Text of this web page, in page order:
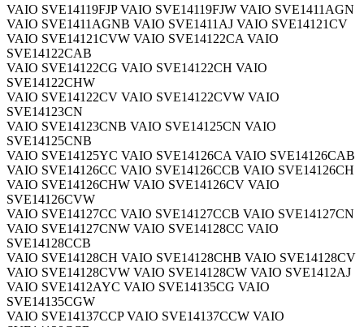
VAIO SVE14119FJP VAIO SVE14119FJW VAIO SVE1411AGN
VAIO SVE1411AGNB VAIO SVE1411AJ VAIO SVE14121CV
VAIO SVE14121CVW VAIO SVE14122CA VAIO
SVE14122CAB
VAIO SVE14122CG VAIO SVE14122CH VAIO
SVE14122CHW
VAIO SVE14122CV VAIO SVE14122CVW VAIO
SVE14123CN
VAIO SVE14123CNB VAIO SVE14125CN VAIO
SVE14125CNB
VAIO SVE14125YC VAIO SVE14126CA VAIO SVE14126CAB
VAIO SVE14126CC VAIO SVE14126CCB VAIO SVE14126CH
VAIO SVE14126CHW VAIO SVE14126CV VAIO
SVE14126CVW
VAIO SVE14127CC VAIO SVE14127CCB VAIO SVE14127CN
VAIO SVE14127CNW VAIO SVE14128CC VAIO
SVE14128CCB
VAIO SVE14128CH VAIO SVE14128CHB VAIO SVE14128CV
VAIO SVE14128CVW VAIO SVE14128CW VAIO SVE1412AJ
VAIO SVE1412AYC VAIO SVE14135CG VAIO
SVE14135CGW
VAIO SVE14137CCP VAIO SVE14137CCW VAIO